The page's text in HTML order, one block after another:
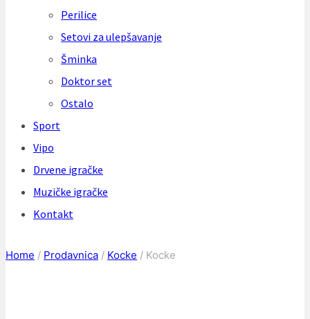
Perilice
Setovi za ulepšavanje
Šminka
Doktor set
Ostalo
Sport
Vipo
Drvene igračke
Muzičke igračke
Kontakt
Home / Prodavnica / Kocke / Kocke